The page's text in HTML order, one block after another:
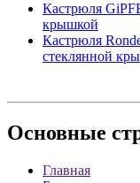
Кастрюля
крышкой
Кастрюля
стеклянной
Основные
Главная